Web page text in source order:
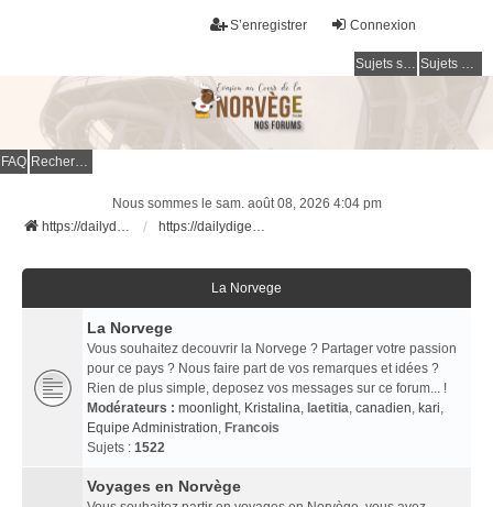
Connexion
S’enregistrer
Sujets sans réponse Sujets actifs
FAQ Rechercher
Nous sommes le sam. août 08, 2026 4:04 pm
https://dailydigesthub.com
https://dailydigesthub.com
La Norvege
La Norvege
Vous souhaitez decouvrir la Norvege ? Partager votre passion
pour ce pays ? Nous faire part de vos remarques et idées ?
Rien de plus simple, deposez vos messages sur ce forum... !
Modérateurs : moonlight, Kristalina, laetitia, canadien, kari,
Equipe Administration, Francois
Sujets : 1522
Voyages en Norvège